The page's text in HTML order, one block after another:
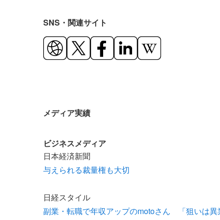
SNS・関連サイト
メディア実績
ビジネスメディア
日本経済新聞
与えられる裁量権も大切
日経スタイル
副業・転職で年収アップのmotoさん 「狙いは異